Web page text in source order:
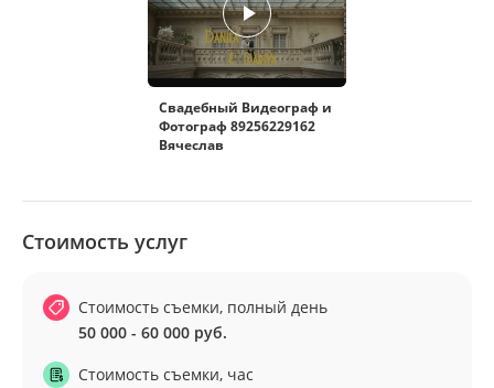
Свадебный Видеограф и
Фотограф 89256229162
Вячеслав
Стоимость услуг
Стоимость съемки, полный день
50 000 - 60 000 руб.
Стоимость съемки, час